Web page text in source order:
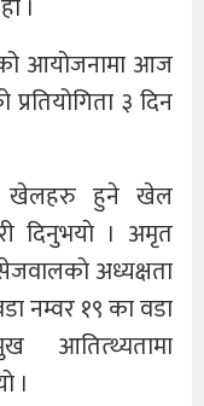
आयोजनामा आज
३ दिन
खेलहरु हुने खेल
दिनुभयाे । अमृत
अध्यक्षता
नम्वर १९ का वडा
आतित्थ्यतामा
।